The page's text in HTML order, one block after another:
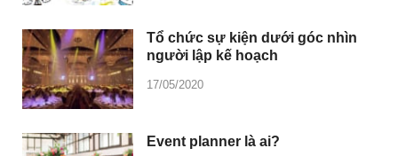
Tổ chức sự kiện dưới góc nhìn
người lập kế hoạch
17/05/2020
Event planner là ai?